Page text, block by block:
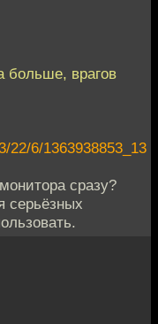
больше, врагов
22/6/1363938853_13
сразу?
серьёзных